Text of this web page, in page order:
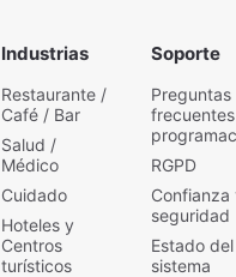
Industrias
Restaurante /
Café / Bar
Salud /
Médico
Cuidado
Hoteles y
Centros
turísticos
Soporte
Preguntas
RGPD
Confianza
seguridad
Estado del
sistema